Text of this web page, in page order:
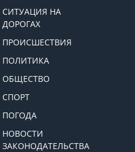
СИТУАЦИЯ НА
ДОРОГАХ
ПРОИСШЕСТВИЯ
ПОЛИТИКА
ОБЩЕСТВО
СПОРТ
ПОГОДА
НОВОСТИ
ЗАКОНОДАТЕЛЬСТВА